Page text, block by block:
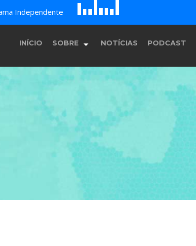
Independente A
B c D
E F GH
INÍCIO SOBRE
História
Equipe
Programação
NOTÍCIAS PODCAST